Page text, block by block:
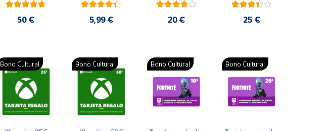
50 €
5,99€
5,99 € 20 € 25 €
Bono Cultural Bono Cultural Bono Cultural Bono Cultural